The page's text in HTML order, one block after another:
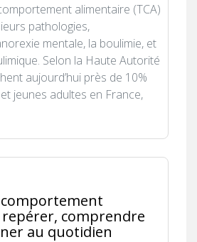
alimentaire (TCA)
pathologies,
mentale, la boulimie, et
Selon la Haute Autorité
aujourd’hui près de 10%
jeunes adultes en France,
comprendre
au quotidien